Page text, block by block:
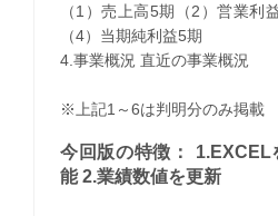
（1）売上高5期（2）営業利
（4）当期純利益5期
4.事業概況 直近の事業概況
※上記1～6は判明分のみ掲載
今回版の特徴：
能 2.業績数値を更新